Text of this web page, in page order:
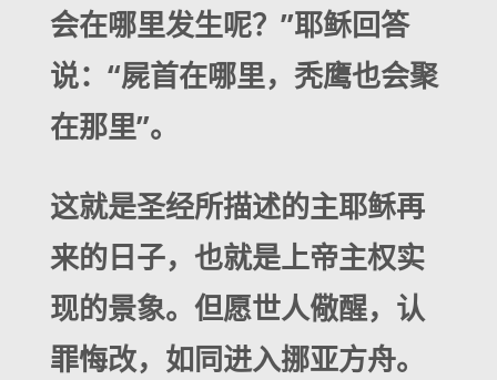
会在哪里发生呢？”耶稣回答
说：“屍首在哪里，秃鹰也会聚
在那里”。
这就是圣经所描述的主耶稣再
来的日子，也就是上帝主权实
现的景象。但愿世人儆醒，认
罪悔改，如同进入挪亚方舟。